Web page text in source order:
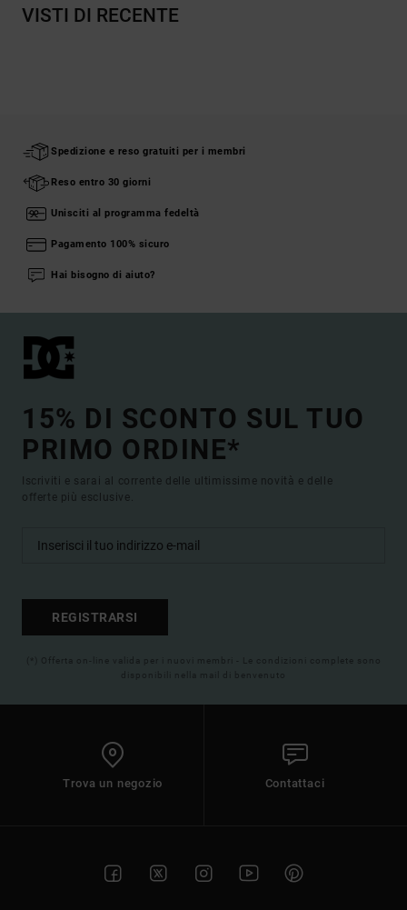
VISTI DI RECENTE
Spedizione e reso gratuiti per i membri
Reso entro 30 giorni
Unisciti al programma fedeltà
Pagamento 100% sicuro
Hai bisogno di aiuto?
15% DI SCONTO SUL TUO
PRIMO ORDINE*
Iscriviti e sarai al corrente delle ultimissime novità e delle
offerte più esclusive.
REGISTRARSI
(*) Offerta on-line valida per i nuovi membri - Le condizioni complete sono
disponibili nella mail di benvenuto
Trova un negozio Contattaci